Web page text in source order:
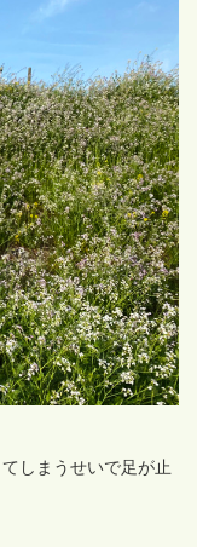
しまうせいで足が止